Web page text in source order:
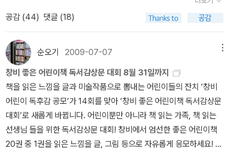
읽을 시간이 별로 없다는 거였답니다. 학교는 유치원보다 일찍 끝나
지만 이것저것 할 일이 많았지요. 작년 1년은 학교생활 적응기간 탓에
책을 많이 보지 못 했던것 같습니다. 그리고 2학년... 1학기에 학교에
서 독서마라톤을 했습니다. 110일동안 자신이 읽고싶은 코스를 정해
서 완주하는 대회였지요. 여러분야의 책을 다양하게 읽고 간단한 기
록을 남겨야 하는데, 기록하는것을 싫어하는 아이라 5,000Km 코스
에 도전 했답니다. 총 5,232쪽 95권을 읽어서 독서마라톤 완주상을
받았답니다. 그런데 이번 여름방학 알라딘에서 100권 읽기 도전을
한다하니 당연히 자기도 참여 한다더군요. 지난 7월 16일에 방학기
념(?)으로 주문한 책과 함께 포스터가 도착하여 바로 시작했습니다.
아이는 책 제목만 쓰고 홍비 스티커 붙이는거라며 신나게 출발~~~
공감 (44) 댓글 (18)
순오기 2009-07-07
창비 좋은 어린이책 독서감상문 대회 8월 31일까지
책을 읽은 느낌을 글과 미술작품으로 뽐내는 어린이들의 잔치 ‘창비
어린이 독후감 공모’가 14회를 맞아 ‘창비 좋은 어린이책 독서감상문
대회’로 새롭게 바뀝니다. 어린이뿐만 아니라 책 읽는 가족, 책 읽는
선생님 들을 위한 독서감상문 대회! 창비에서 엄선한 좋은 어린이책
20권 중 1권을 읽은 느낌을 글, 그림 등으로 자유롭게 응모하세요! 장